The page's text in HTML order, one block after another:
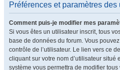
Préférences et paramètres des
Comment puis-je modifier mes
Si vous êtes un utilisateur inscrit, tous
base de données du forum. Vous
contrôle de l’utilisateur. Le lien vers ce
cliquant sur votre nom d’utilisateur situé
système vous permettra de modifier